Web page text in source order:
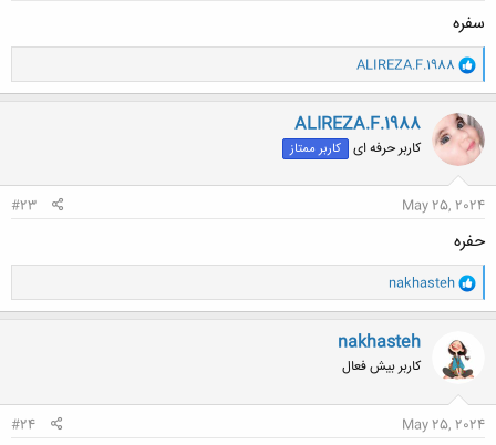
سفره
و
ا
ک
ن
ش
ه
ا
ALIREZA.F.1988
ALIREZA.F.1988
کاربر حرفه ای کاربر ممتاز
May 25, 2024
#23
حفره
و
ا
ک
ش
ه
ا
nakhasteh
nakhasteh
کاربر بیش فعال
May 25, 2024
#24